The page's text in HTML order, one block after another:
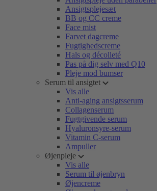
Ansigtsplejesæt
BB og CC creme
Face mist
Farvet dagcreme
Fugtighedscreme
Hals og décolleté
Pas på dig selv med Q10
Pleje mod bumser
Serum til ansigtet
Vis alle
Anti-aging ansigtsserum
Collagenserum
Fugtgivende serum
Hyaluronsyre-serum
Vitamin C-serum
Ampuller
Øjenpleje
Vis alle
Serum til øjenbryn
Øjencreme